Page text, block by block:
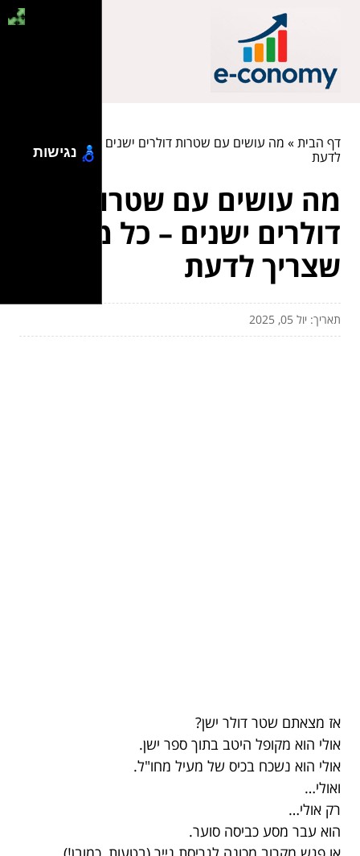
דף הבית» מה עושים עם שטרות דולרים ישנים – כל מה שצריך
לדעת
מה עושים עם שטרות
דולרים ישנים – כל מה
שצריך לדעת
תאריך: יול 05, 2025
אז מצאתם שטר דולר ישן?
אולי הוא מקופל היטב בתוך ספר ישן.
אולי הוא נשכח בכיס של מעיל מחו"ל.
ואולי…
רק אולי…
הוא עבר מסע כביסה סוער.
נגישות